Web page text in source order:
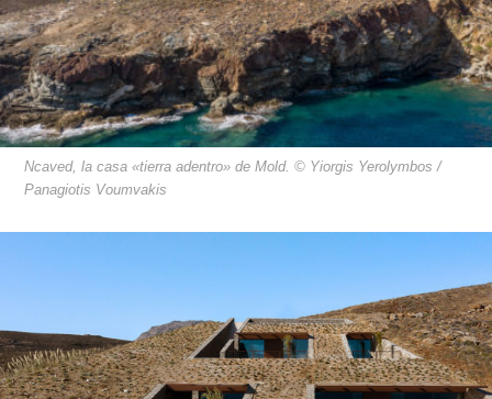
Ncaved, la casa «tierra adentro» de Mold. © Yiorgis Yerolymbos /
Panagiotis Voumvakis